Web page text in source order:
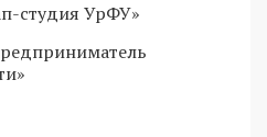
студия УрФУ»